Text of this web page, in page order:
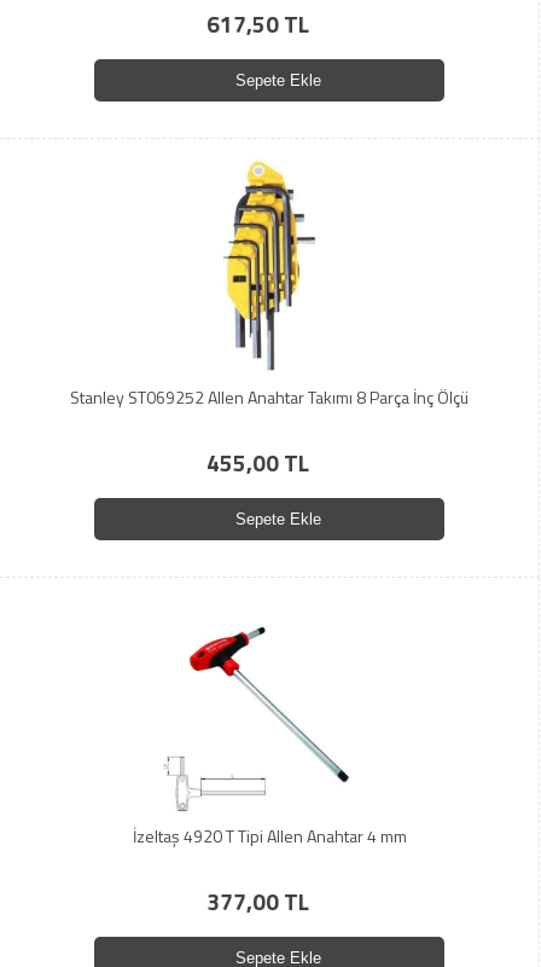
617,50 TL
Sepete Ekle
Stanley ST069252 Allen Anahtar Takımı 8 Parça İnç Ölçü
455,00 TL
Sepete Ekle
İzeltaş 4920 T Tipi Allen Anahtar 4 mm
377,00 TL
Sepete Ekle